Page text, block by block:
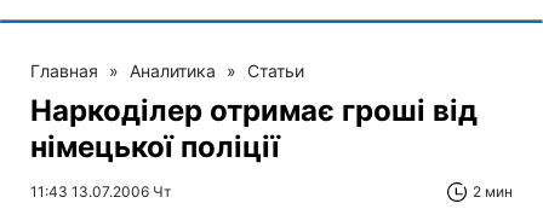
Главная » Аналитика » Статьи
Наркоділер отримає гроші від
німецької поліції
11:43 13.07.2006 Чт 2 мин